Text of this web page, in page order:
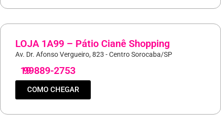
LOJA 1A99 – Pátio Cianê Shopping
Av. Dr. Afonso Vergueiro, 823 - Centro Sorocaba/SP
19
99889-2753
COMO CHEGAR